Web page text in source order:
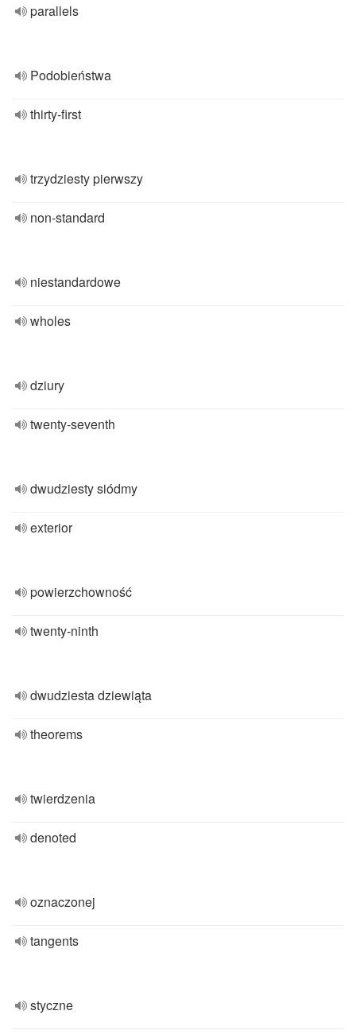
parallels
Podobieństwa
thirty-first
trzydziesty pierwszy
non-standard
niestandardowe
wholes
dziury
twenty-seventh
dwudziesty siódmy
exterior
powierzchowność
twenty-ninth
dwudziesta dziewiąta
theorems
twierdzenia
denoted
oznaczonej
tangents
styczne